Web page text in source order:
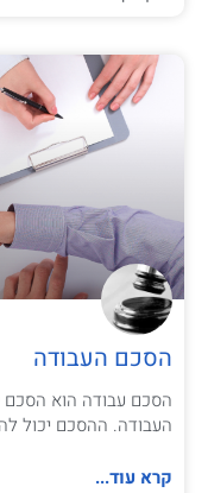
הסכם העבודה
הסכם עבודה הוא הסכם
העבודה. ההסכם יכול
קרא עוד...